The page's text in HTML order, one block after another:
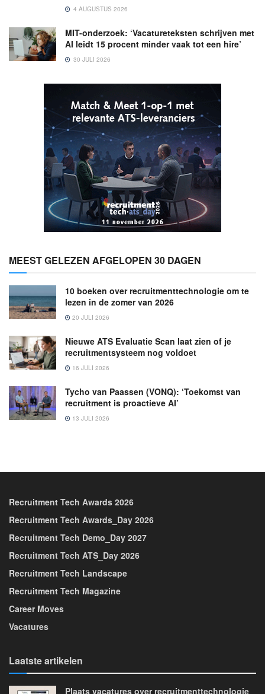
4 AUGUSTUS 2026
MIT-onderzoek: ‘Vacatureteksten schrijven met
AI leidt 15 procent minder vaak tot een hire’
30 JULI 2026
MEEST GELEZEN AFGELOPEN 30 DAGEN
10 boeken over recruitmenttechnologie om te
lezen in de zomer van 2026
20 JULI 2026
Nieuwe ATS Evaluatie Scan laat zien of je
recruitmentsysteem nog voldoet
16 JULI 2026
Tycho van Paassen (VONQ): ‘Toekomst van
recruitment is proactieve AI’
13 JULI 2026
Recruitment Tech Awards 2026
Recruitment Tech Awards_Day 2026
Recruitment Tech Demo_Day 2027
Recruitment Tech ATS_Day 2026
Recruitment Tech Landscape
Recruitment Tech Magazine
Career Moves
Vacatures
Laatste artikelen
Plaats vacatures over recruitmenttechnologie